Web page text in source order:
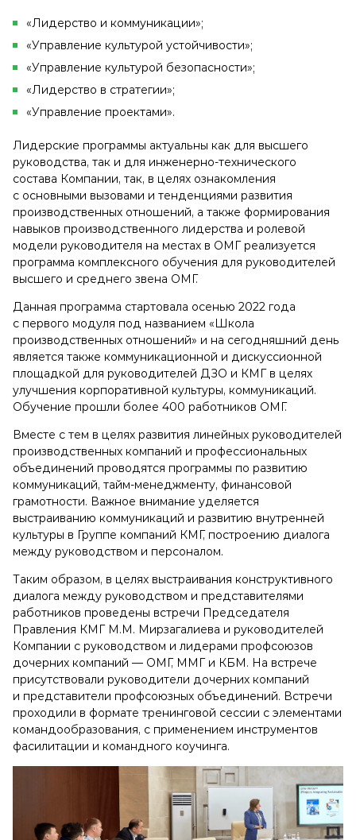
«Лидерство и коммуникации»;
«Управление культурой устойчивости»;
«Управление культурой безопасности»;
«Лидерство в стратегии»;
«Управление проектами».
Лидерские программы актуальны как для высшего
руководства, так и для инженерно-технического
состава Компании, так, в целях ознакомления
с основными вызовами и тенденциями развития
производственных отношений, а также формирования
навыков производственного лидерства и ролевой
модели руководителя на местах в ОМГ реализуется
программа комплексного обучения для руководителей
высшего и среднего звена ОМГ.
Данная программа стартовала осенью 2022 года
с первого модуля под названием «Школа
производственных отношений» и на сегодняшний день
является также коммуникационной и дискуссионной
площадкой для руководителей ДЗО и КМГ в целях
улучшения корпоративной культуры, коммуникаций.
Обучение прошли более 400 работников ОМГ.
Вместе с тем в целях развития линейных руководителей
производственных компаний и профессиональных
объединений проводятся программы по развитию
коммуникаций, тайм-менеджменту, финансовой
грамотности. Важное внимание уделяется
выстраиванию коммуникаций и развитию внутренней
культуры в Группе компаний КМГ, построению диалога
между руководством и персоналом.
Таким образом, в целях выстраивания конструктивного
диалога между руководством и представителями
работников проведены встречи Председателя
Правления КМГ М.М. Мирзагалиева и руководителей
Компании с руководством и лидерами профсоюзов
дочерних компаний — ОМГ, ММГ и КБМ. На встрече
присутствовали руководители дочерних компаний
и представители профсоюзных объединений. Встречи
проходили в формате тренинговой сессии с элементами
командообразования, с применением инструментов
фасилитации и командного коучинга.